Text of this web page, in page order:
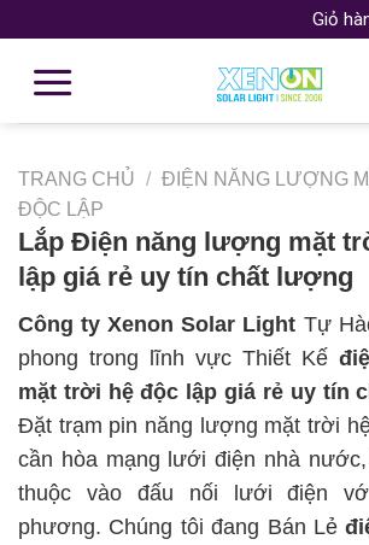
Giỏ
TRANG CHỦ / ĐIỆN NĂNG LƯỢNG
ĐỘC LẬP
Lắp Điện năng lượng mặt
lập giá rẻ uy tín chất lượng
Công ty Xenon Solar Light Tự
phong trong lĩnh vực Thiết Kế
mặt trời hệ độc lập giá rẻ uy tín
Đặt trạm pin năng lượng mặt trời
cần hòa mạng lưới điện nhà
thuộc vào đấu nối lưới điện
phương. Chúng tôi đang Bán Lẻ